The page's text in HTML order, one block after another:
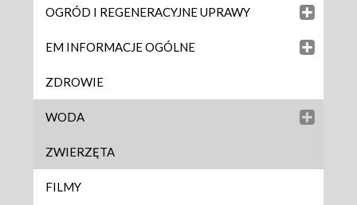
OGRÓD I REGENERACYJNE UPRAWY
EM INFORMACJE OGÓLNE
ZDROWIE
WODA
ZWIERZĘTA
FILMY